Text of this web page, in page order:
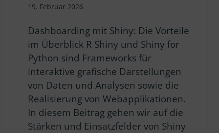
19. Februar 2026
Dashboarding mit Shiny: Die Vorteile
im Überblick R Shiny und Shiny for
Python sind Frameworks für
interaktive grafische Darstellungen
von Daten und Analysen sowie die
Realisierung von Webapplikationen.
In diesem Beitrag gehen wir auf die
Stärken und Einsatzfelder von Shiny